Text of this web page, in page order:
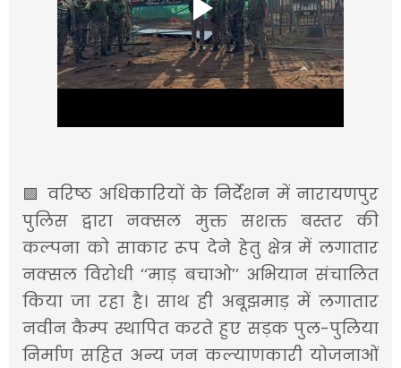
🟪 वरिष्ठ अधिकारियों के निर्देशन में नारायणपुर
पुलिस द्वारा नक्सल मुक्त सशक्त बस्तर की
कल्पना को साकार रूप देने हेतु क्षेत्र में लगातार
नक्सल विरोधी ‘‘माड़ बचाओ’’ अभियान संचालित
किया जा रहा है। साथ ही अबूझमाड़ में लगातार
नवीन कैम्प स्थापित करते हुए सड़क पुल-पुलिया
निर्माण सहित अन्य जन कल्याणकारी योजनाओं